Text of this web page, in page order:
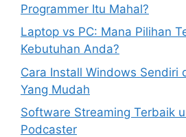
Programmer Itu Mahal?
Laptop vs PC: Mana Pilihan
Kebutuhan Anda?
Cara Install Windows Sendiri
Yang Mudah
Software Streaming Terbaik
Podcaster